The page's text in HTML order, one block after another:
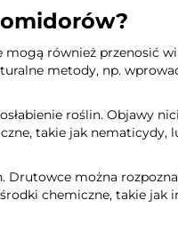
mogą również przenosić
metody, np.
roślin. Objawy
takie jak nematicydy,
Drutowce można
chemiczne, takie jak